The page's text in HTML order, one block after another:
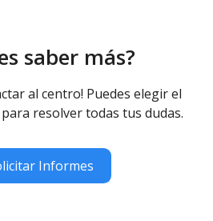
saber más?
al centro! Puedes elegir el
resolver todas tus dudas.
Informes